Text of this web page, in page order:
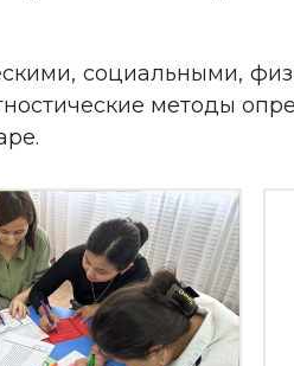
социальными,
методы